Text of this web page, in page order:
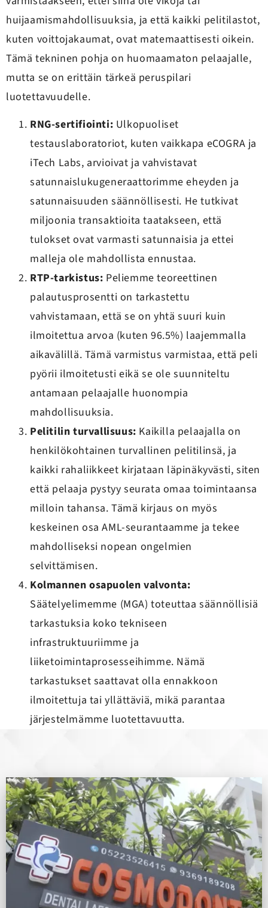
huijaamismahdollisuuksia, ja että kaikki pelitilastot,
kuten voittojakaumat, ovat matemaattisesti oikein.
Tämä tekninen pohja on huomaamaton pelaajalle,
mutta se on erittäin tärkeä peruspilari
luotettavuudelle.
RNG-sertifiointi: Ulkopuoliset
testauslaboratoriot, kuten vaikkapa eCOGRA ja
iTech Labs, arvioivat ja vahvistavat
satunnaislukugeneraattorimme eheyden ja
satunnaisuuden säännöllisesti. He tutkivat
miljoonia transaktioita taatakseen, että
tulokset ovat varmasti satunnaisia ja ettei
malleja ole mahdollista ennustaa.
RTP-tarkistus: Peliemme teoreettinen
palautusprosentti on tarkastettu
vahvistamaan, että se on yhtä suuri kuin
ilmoitettua arvoa (kuten 96.5%) laajemmalla
aikavälillä. Tämä varmistus varmistaa, että peli
pyörii ilmoitetusti eikä se ole suunniteltu
antamaan pelaajalle huonompia
mahdollisuuksia.
Pelitilin turvallisuus: Kaikilla pelaajalla on
henkilökohtainen turvallinen pelitilinsä, ja
kaikki rahaliikkeet kirjataan läpinäkyvästi, siten
että pelaaja pystyy seurata omaa toimintaansa
milloin tahansa. Tämä kirjaus on myös
keskeinen osa AML-seurantaamme ja tekee
mahdolliseksi nopean ongelmien
selvittämisen.
Kolmannen osapuolen valvonta:
Säätelyelimemme (MGA) toteuttaa säännöllisiä
tarkastuksia koko tekniseen
infrastruktuuriimme ja
liiketoimintaprosesseihimme. Nämä
tarkastukset saattavat olla ennakkoon
ilmoitettuja tai yllättäviä, mikä parantaa
järjestelmämme luotettavuutta.